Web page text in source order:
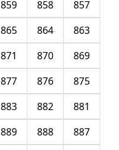
857
858
859
863
864
865
869
870
871
875
876
877
881
882
883
887
888
889